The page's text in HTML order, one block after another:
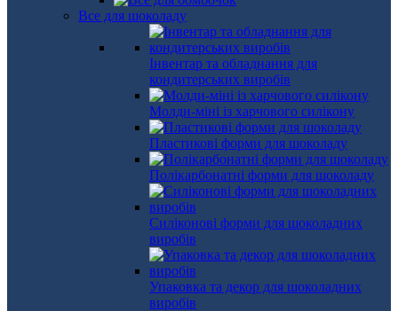
Все для шоколаду
Інвентар та обладнання для
кондитерських виробів
Молди-міні із харчового силікону
Пластикові форми для шоколаду
Полікарбонатні форми для шоколаду
Силіконові форми для шоколадних
виробів
Упаковка та декор для шоколадних
виробів